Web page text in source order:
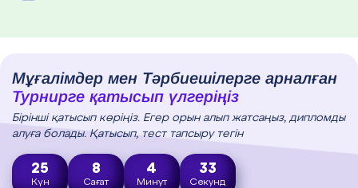
Мұғалімдер мен Тәрбиешілерге арналған
Турнирге қатысып үлгеріңіз
Бірінші қатысып көріңіз. Егер орын алып жатсаңыз, дипломды
алуға болады. Қатысып, тест тапсыру тегін
25
Күн
8
Сағат
4
Минут
32
Секунд